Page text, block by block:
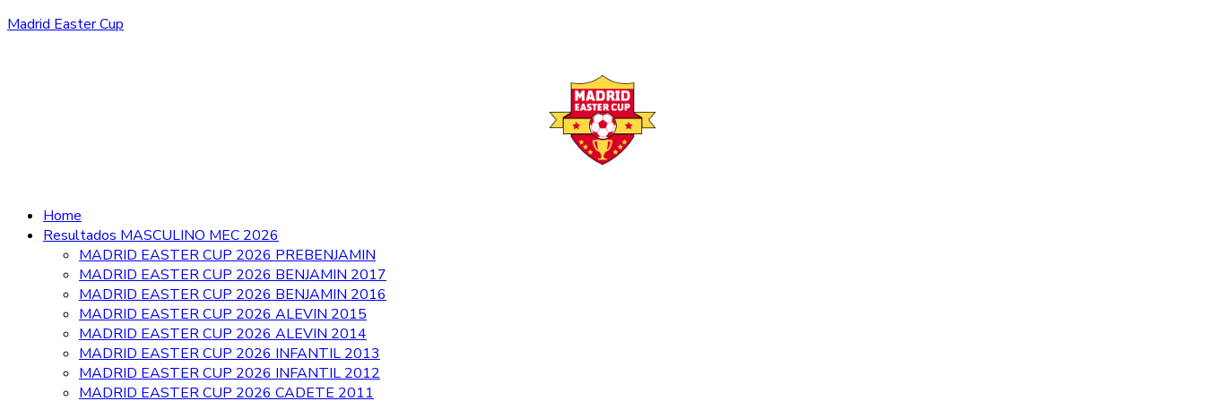
Madrid Easter Cup
Home
Resultados MASCULINO MEC 2026
MADRID EASTER CUP 2026 PREBENJAMIN
MADRID EASTER CUP 2026 BENJAMIN 2017
MADRID EASTER CUP 2026 BENJAMIN 2016
MADRID EASTER CUP 2026 ALEVIN 2015
MADRID EASTER CUP 2026 ALEVIN 2014
MADRID EASTER CUP 2026 INFANTIL 2013
MADRID EASTER CUP 2026 INFANTIL 2012
MADRID EASTER CUP 2026 CADETE 2011